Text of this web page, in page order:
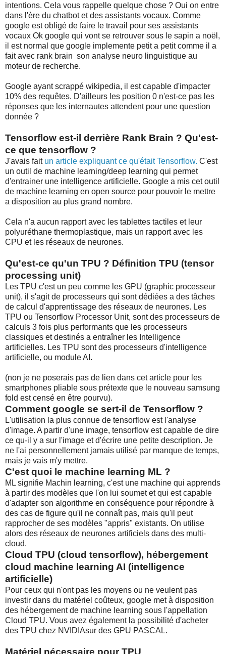
intentions. Cela vous rappelle quelque chose ? Oui on entre
dans l'ère du chatbot et des assistants vocaux. Comme
google est obligé de faire le travail pour ses assistants
vocaux Ok google qui vont se retrouver sous le sapin a noël,
il est normal que google implemente petit a petit comme il a
fait avec rank brain son analyse neuro linguistique au
moteur de recherche.
Google ayant scrappé wikipedia, il est capable d'impacter
10% des requêtes. D'ailleurs les position 0 n'est-ce pas les
réponses que les internautes attendent pour une question
donnée ?
Tensorflow est-il derrière Rank Brain ? Qu'est-
ce que tensorflow ?
J'avais fait un article expliquant ce qu'était Tensorflow. C'est
un outil de machine learning/deep learning qui permet
d'entrainer une intelligence artificielle. Google a mis cet outil
de machine learning en open source pour pouvoir le mettre
a disposition au plus grand nombre.
Cela n'a aucun rapport avec les tablettes tactiles et leur
polyuréthane thermoplastique, mais un rapport avec les
CPU et les réseaux de neurones.
Qu'est-ce qu'un TPU ? Définition TPU (tensor
processing unit)
Les TPU c'est un peu comme les GPU (graphic processeur
unit), il s'agit de processeurs qui sont dédiées a des tâches
de calcul d'apprentissage des réseaux de neurones. Les
TPU ou Tensorflow Processor Unit, sont des processeurs de
calculs 3 fois plus performants que les processeurs
classiques et destinés a entraîner les Intelligence
artificielles. Les TPU sont des processeurs d'intelligence
artificielle, ou module AI.
(non je ne poserais pas de lien dans cet article pour les
smartphones pliable sous prétexte que le nouveau samsung
fold est censé en être pourvu).
Comment google se sert-il de Tensorflow ?
L'utilisation la plus connue de tensorflow est l'analyse
d'image. A partir d'une image, tensorflow est capable de dire
ce qu-il y a sur l'image et d'écrire une petite description. Je
ne l'ai personnellement jamais utilisé par manque de temps,
mais je vais m'y mettre.
C'est quoi le machine learning ML ?
ML signifie Machin learning, c'est une machine qui apprends
à partir des modèles que l'on lui soumet et qui est capable
d'adapter son algorithme en conséquence pour répondre à
des cas de figure qu'il ne connaît pas, mais qu'il peut
rapprocher de ses modèles "appris" existants. On utilise
alors des réseaux de neurones artificiels dans des multi-
cloud.
Cloud TPU (cloud tensorflow), hébergement
cloud machine learning AI (intelligence
artificielle)
Pour ceux qui n'ont pas les moyens ou ne veulent pas
investir dans du matériel coûteux, google met à disposition
des hébergement de machine learning sous l'appellation
Cloud TPU. Vous avez également la possibilité d'acheter
des TPU chez NVIDIAsur des GPU PASCAL.
Matériel nécessaire pour TPU